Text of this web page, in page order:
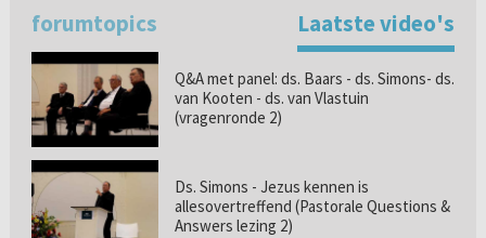
forumtopics Laatste video's
Q&A met panel: ds. Baars - ds. Simons- ds.
van Kooten - ds. van Vlastuin
(vragenronde 2)
Ds. Simons - Jezus kennen is
allesovertreffend (Pastorale Questions &
Answers lezing 2)